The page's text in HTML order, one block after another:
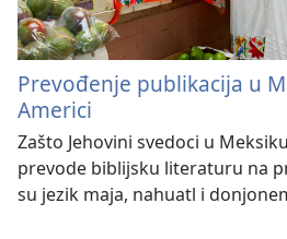
Prevođenje publikacija u
Americi
Zašto Jehovini svedoci u
prevode biblijsku literaturu na
su jezik maja, nahuatl i